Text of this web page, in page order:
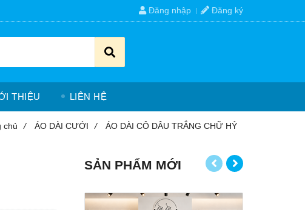
Đăng nhập Đăng ký
THIỆU LIÊN HỆ
chủ / ÁO DÀI CƯỚI / ÁO DÀI CÔ DÂU TRẮNG CHỮ HỶ
SẢN PHẨM MỚI